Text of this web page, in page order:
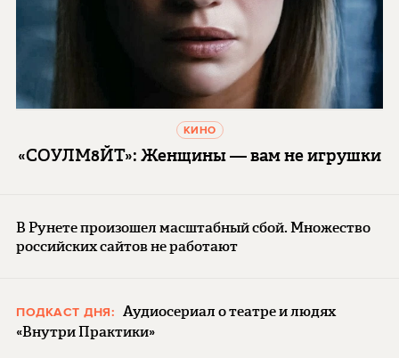
КИНО
«СОУЛМ8ЙТ»: Женщины — вам не игрушки
В Рунете произошел масштабный сбой. Множество
российских сайтов не работают
ПОДКАСТ ДНЯ: Аудиосериал о театре и людях
«Внутри Практики»